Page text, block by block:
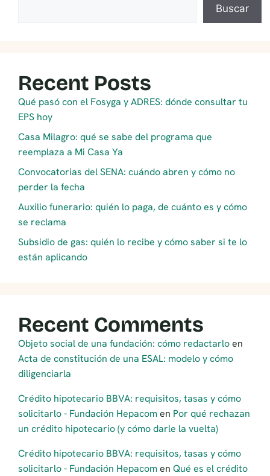
Buscar
Recent Posts
Qué pasó con el Fosyga y ADRES: dónde consultar tu
EPS hoy
Casa Milagro: qué se sabe del programa que
reemplaza a Mi Casa Ya
Convocatorias del SENA: cuándo abren y cómo no
perder la fecha
Auxilio funerario: quién lo paga, de cuánto es y cómo
se reclama
Subsidio de gas: quién lo recibe y cómo saber si te lo
están aplicando
Recent Comments
Objeto social de una fundación: cómo redactarloen
Acta de constitución de una ESAL: modelo y cómo
diligenciarla
Crédito hipotecario BBVA: requisitos, tasas y cómo
solicitarlo - Fundación Hepacomen Por qué rechazan
un crédito hipotecario (y cómo darle la vuelta)
Crédito hipotecario BBVA: requisitos, tasas y cómo
solicitarlo - Fundación Hepacomen Qué es el crédito